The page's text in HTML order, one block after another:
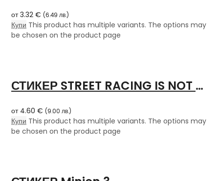
от3.32 € (6.49 лв.)
Купи This product has multiple variants. The options may
be chosen on the product page
СТИКЕР STREET RACING IS NOT A CRIME
от 4.60 € (9.00 лв.)
Купи This product has multiple variants. The options may
be chosen on the product page